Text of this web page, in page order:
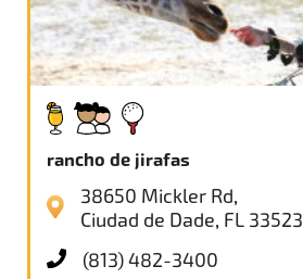
rancho de jirafas
38650 Mickler Rd,
Ciudad de Dade, FL 33523
(813) 482-3400